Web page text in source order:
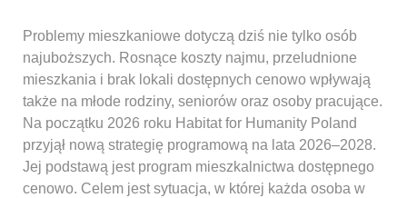
Problemy mieszkaniowe dotyczą dziś nie tylko osób
najuboższych. Rosnące koszty najmu, przeludnione
mieszkania i brak lokali dostępnych cenowo wpływają
także na młode rodziny, seniorów oraz osoby pracujące.
Na początku 2026 roku Habitat for Humanity Poland
przyjął nową strategię programową na lata 2026–2028.
Jej podstawą jest program mieszkalnictwa dostępnego
cenowo. Celem jest sytuacja, w której każda osoba w